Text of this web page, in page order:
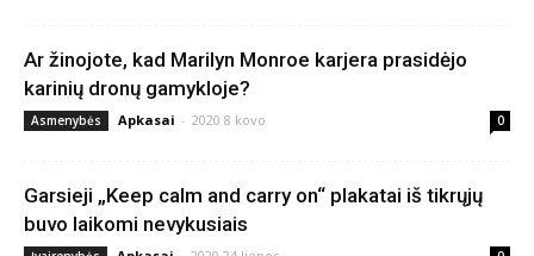
Ar žinojote, kad Marilyn Monroe karjera prasidėjo
karinių dronų gamykloje?
Asmenybės Apkasai - 2020 8 kovo 0
Garsieji „Keep calm and carry on“ plakatai iš tikrųjų
buvo laikomi nevykusiais